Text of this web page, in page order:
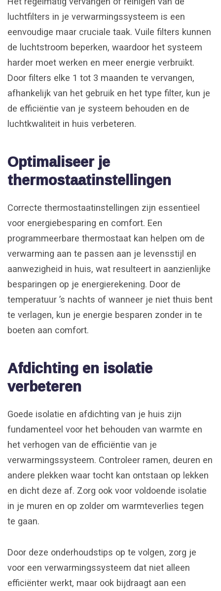
luchtfilters in je verwarmingssysteem is een
eenvoudige maar cruciale taak. Vuile filters kunnen
de luchtstroom beperken, waardoor het systeem
harder moet werken en meer energie verbruikt.
Door filters elke 1 tot 3 maanden te vervangen,
afhankelijk van het gebruik en het type filter, kun je
de efficiëntie van je systeem behouden en de
luchtkwaliteit in huis verbeteren.
Optimaliseer je
thermostaatinstellingen
Correcte thermostaatinstellingen zijn essentieel
voor energiebesparing en comfort. Een
programmeerbare thermostaat kan helpen om de
verwarming aan te passen aan je levensstijl en
aanwezigheid in huis, wat resulteert in aanzienlijke
besparingen op je energierekening. Door de
temperatuur ’s nachts of wanneer je niet thuis bent
te verlagen, kun je energie besparen zonder in te
boeten aan comfort.
Afdichting en isolatie
verbeteren
Goede isolatie en afdichting van je huis zijn
fundamenteel voor het behouden van warmte en
het verhogen van de efficiëntie van je
verwarmingssysteem. Controleer ramen, deuren en
andere plekken waar tocht kan ontstaan op lekken
en dicht deze af. Zorg ook voor voldoende isolatie
in je muren en op zolder om warmteverlies tegen
te gaan.
Door deze onderhoudstips op te volgen, zorg je
voor een verwarmingssysteem dat niet alleen
efficiënter werkt, maar ook bijdraagt aan een